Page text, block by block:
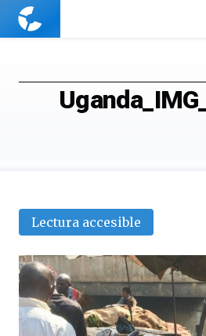
Cuaderno
Lectura accesible